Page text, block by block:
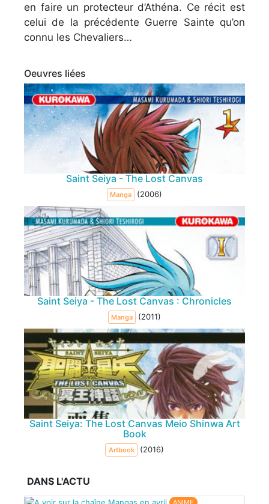
en faire un protecteur d’Athéna. Ce récit est
celui de la précédente Guerre Sainte qu’on
connu les Chevaliers…
Oeuvres liées
Saint Seiya - The Lost Canvas
Manga (2006)
Saint Seiya - The Lost Canvas : Chronicles
Manga (2011)
Saint Seiya: The Lost Canvas Meio Shinwa Art
Book
Artbook (2016)
DANS L'ACTU
ANIME